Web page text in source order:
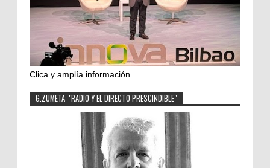
Clica y amplía información
G.ZUMETA: "RADIO Y EL DIRECTO PRESCINDIBLE"